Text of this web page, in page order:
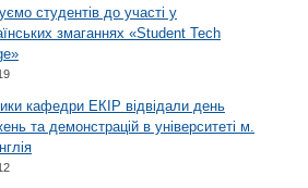
студентів до участі у
змаганнях «Student Tech
кафедри ЕКІР відвідали день
та демонстрацій в університеті м.